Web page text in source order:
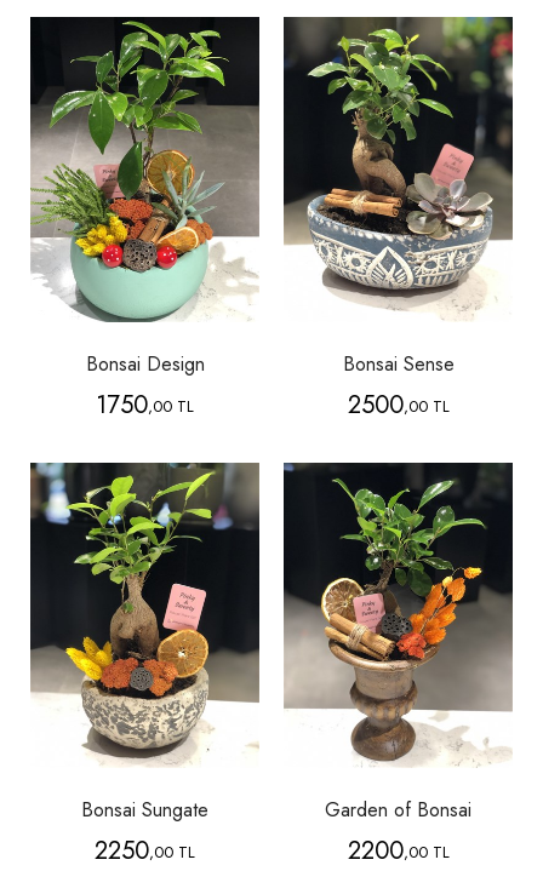
Bonsai Design
1750,00 TL
Bonsai Sense
2500,00 TL
Bonsai Sungate
2250,00 TL
Garden of Bonsai
2200,00 TL